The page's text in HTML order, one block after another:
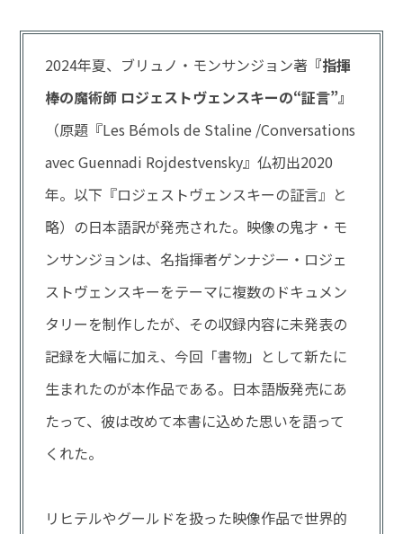
2024年夏、ブリュノ・モンサンジョン著 『指揮
棒の魔術師 ロジェストヴェンスキーの“証言”』
（原題『Les Bémols de Staline /Conversations
avec Guennadi Rojdestvensky』仏初出2020
年。以下『ロジェストヴェンスキーの証言』と
略）の日本語訳が発売された。映像の鬼才・モ
ンサンジョンは、名指揮者ゲンナジー・ロジェ
ストヴェンスキーをテーマに複数のドキュメン
タリーを制作したが、その収録内容に未発表の
記録を大幅に加え、今回「書物」として新たに
生まれたのが本作品である。日本語版発売にあ
たって、彼は改めて本書に込めた思いを語って
くれた。
リヒテルやグールドを扱った映像作品で世界的